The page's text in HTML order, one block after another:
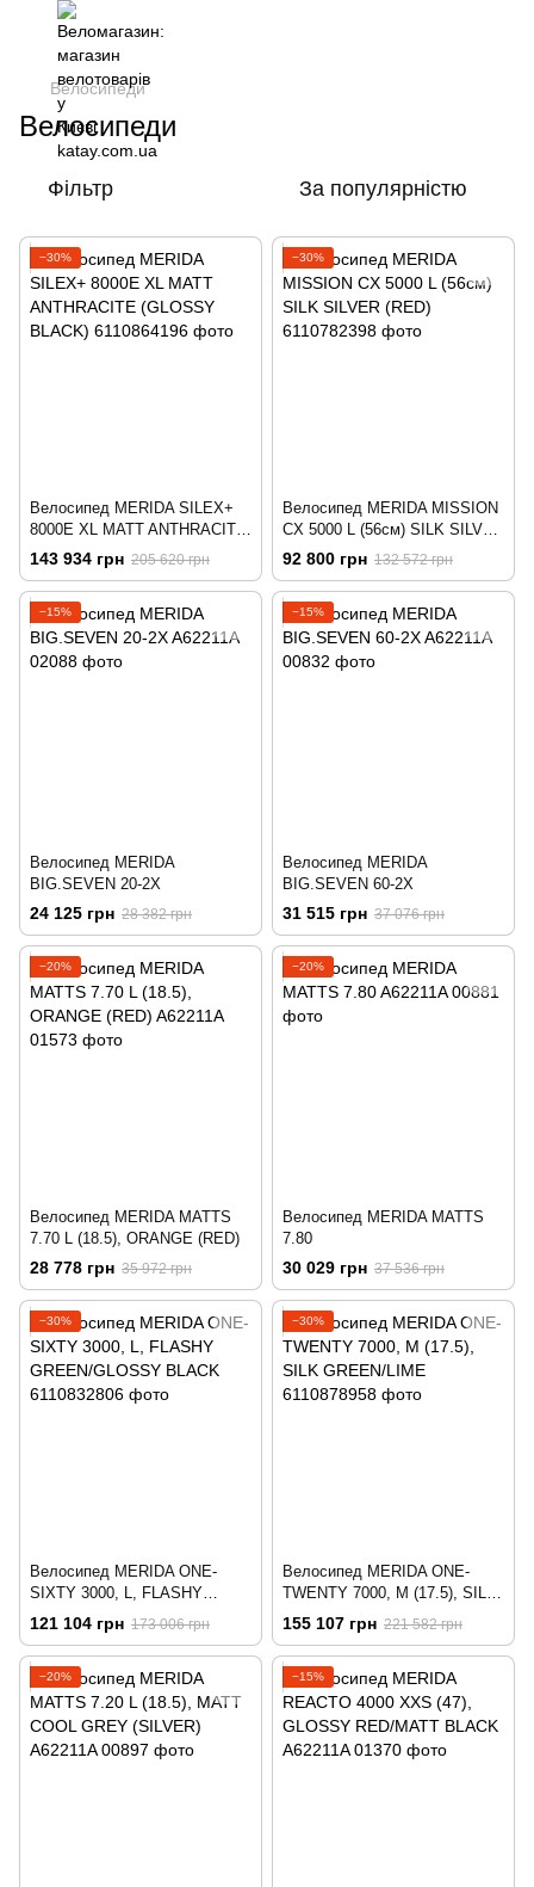
Велосипеди
Велосипеди
Фільтр За популярністю
−30%
Велосипед MERIDA SILEX+
8000E XL MATT ANTHRACITE
(GLOSSY BLACK)
143 934 грн 205 620 грн
−30%
Велосипед MERIDA MISSION
CX 5000 L (56cм) SILK SILVER
(RED)
92 800 грн 132 572 грн
−15%
Велосипед MERIDA
BIG.SEVEN 20-2X
24 125 грн 28 382 грн
−15%
Велосипед MERIDA
BIG.SEVEN 60-2X
31 515 грн 37 076 грн
−20%
Велосипед MERIDA MATTS
7.70 L (18.5), ORANGE (RED)
28 778 грн 35 972 грн
−20%
Велосипед MERIDA MATTS
7.80
30 029 грн 37 536 грн
−30%
Велосипед MERIDA ONE-
SIXTY 3000, L, FLASHY
GREEN/GLOSSY BLACK
121 104 грн 173 006 грн
−30%
Велосипед MERIDA ONE-
TWENTY 7000, M (17.5), SILK
GREEN/LIME
155 107 грн 221 582 грн
−20% −15%